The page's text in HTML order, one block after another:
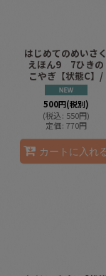
はじめてのめいさく
えほん9 7ひきの
こやぎ【状態C】/
500円(税別)
(税込: 550円)
定価: 770円
カートに入れ